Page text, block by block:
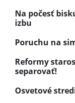
Na počesť
izbu
Poruchu na
Reformy
separovať!
Osvetové